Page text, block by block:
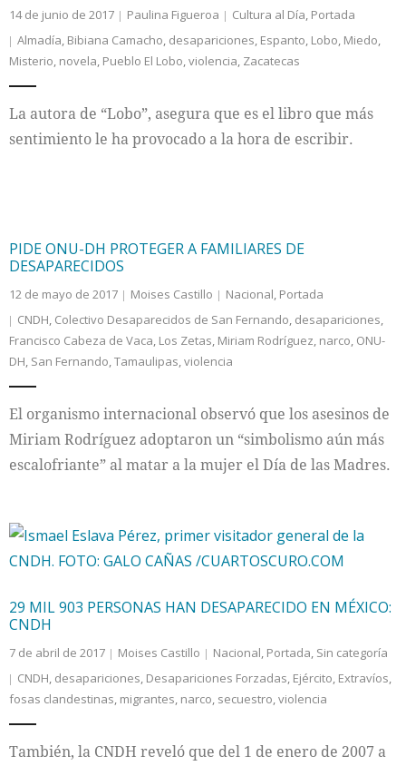
14 de junio de 2017 Paulina Figueroa Cultura al Día, Portada
Almadía, Bibiana Camacho, desapariciones, Espanto, Lobo, Miedo,
Misterio, novela, Pueblo El Lobo,violencia, Zacatecas
La autora de “Lobo”, asegura que es el libro que más
sentimiento le ha provocado a la hora de escribir.
PIDE ONU-DH PROTEGER A FAMILIARES DE
DESAPARECIDOS
12 de mayo de 2017 Moises Castillo Nacional, Portada
CNDH, Colectivo Desaparecidos de San Fernando, desapariciones,
Francisco Cabeza de Vaca, Los Zetas, Miriam Rodríguez, narco, ONU-
DH, San Fernando,Tamaulipas,violencia
El organismo internacional observó que los asesinos de
Miriam Rodríguez adoptaron un “simbolismo aún más
escalofriante” al matar a la mujer el Día de las Madres.
29 MIL 903 PERSONAS HAN DESAPARECIDO EN MÉXICO:
CNDH
7 de abril de 2017 Moises Castillo Nacional, Portada, Sin categoría
CNDH, desapariciones, Desapariciones Forzadas, Ejército, Extravíos,
fosas clandestinas, migrantes, narco, secuestro,violencia
También, la CNDH reveló que del 1 de enero de 2007 a